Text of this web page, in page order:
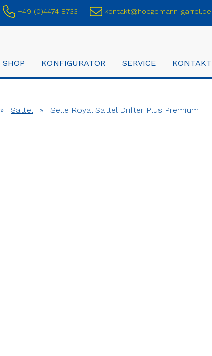
+49 (0)4474 8733 kontakt@hoegemann-garrel.de
SHOP KONFIGURATOR SERVICE KONTAKT
» Sattel » Selle Royal Sattel Drifter Plus Premium